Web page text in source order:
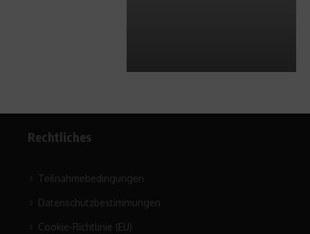
Rechtliches
Teilnahmebedingungen
Datenschutzbestimmungen
Cookie-Richtlinie (EU)